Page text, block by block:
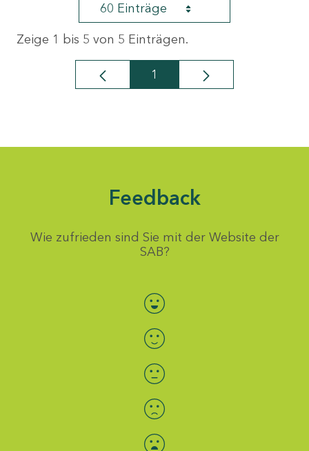
60 Einträge
Zeige 1 bis 5 von 5 Einträgen.
Seite
1
Feedback
Wie zufrieden sind Sie mit der Website der
SAB?
Bewertung auswählen